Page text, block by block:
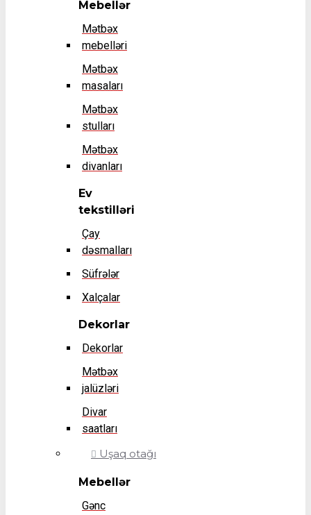
Mebellər
Mətbəx
mebelləri
Mətbəx
masaları
Mətbəx
stulları
Mətbəx
divanları
Ev
tekstilləri
Çay
dəsmalları
Süfrələr
Xalçalar
Dekorlar
Dekorlar
Mətbəx
jalüzləri
Divar
saatları
Uşaq otağı
Mebellər
Gənc